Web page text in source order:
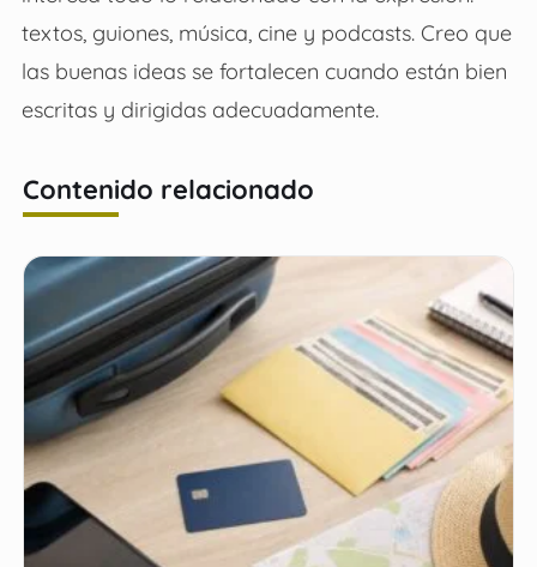
textos, guiones, música, cine y podcasts. Creo que
las buenas ideas se fortalecen cuando están bien
escritas y dirigidas adecuadamente.
Contenido relacionado